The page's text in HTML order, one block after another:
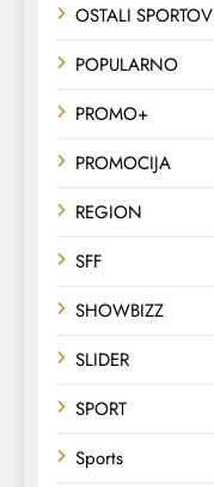
OSTALI
POPULARNO
PROMO+
PROMOCIJA
REGION
SFF
SHOWBIZZ
SLIDER
SPORT
Sports